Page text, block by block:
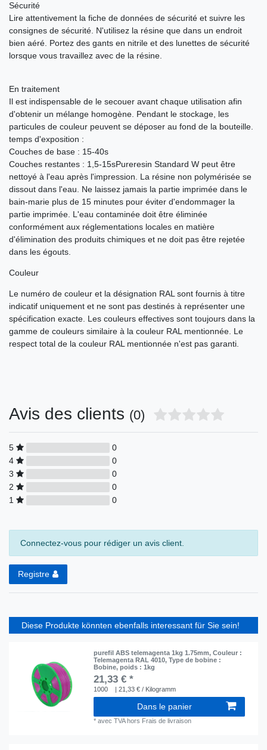
Sécurité
Lire attentivement la fiche de données de sécurité et suivre les
consignes de sécurité. N'utilisez la résine que dans un endroit
bien aéré. Portez des gants en nitrile et des lunettes de sécurité
lorsque vous travaillez avec de la résine.
En traitement
Il est indispensable de le secouer avant chaque utilisation afin
d'obtenir un mélange homogène. Pendant le stockage, les
particules de couleur peuvent se déposer au fond de la bouteille.
temps d'exposition :
Couches de base : 15-40s
Couches restantes : 1,5-15sPureresin Standard W peut être
nettoyé à l'eau après l'impression. La résine non polymérisée se
dissout dans l'eau. Ne laissez jamais la partie imprimée dans le
bain-marie plus de 15 minutes pour éviter d'endommager la
partie imprimée. L'eau contaminée doit être éliminée
conformément aux réglementations locales en matière
d'élimination des produits chimiques et ne doit pas être rejetée
dans les égouts.
Couleur
Le numéro de couleur et la désignation RAL sont fournis à titre
indicatif uniquement et ne sont pas destinés à représenter une
spécification exacte. Les couleurs effectives sont toujours dans la
gamme de couleurs similaire à la couleur RAL mentionnée. Le
respect total de la couleur RAL mentionnée n'est pas garanti.
Avis des clients (0)
5
0
4
0
3
0
2
0
1
0
Connectez-vous pour rédiger un avis client.
Registre
Diese Produkte könnten ebenfalls interessant für Sie sein!
purefil ABS telemagenta 1kg 1.75mm, Couleur :
Telemagenta RAL 4010, Type de bobine :
Bobine, poids : 1kg
21,33 € *
1000 | 21,33 € / Kilogramm
Dans le panier
*avec TVAhors Frais de livraison